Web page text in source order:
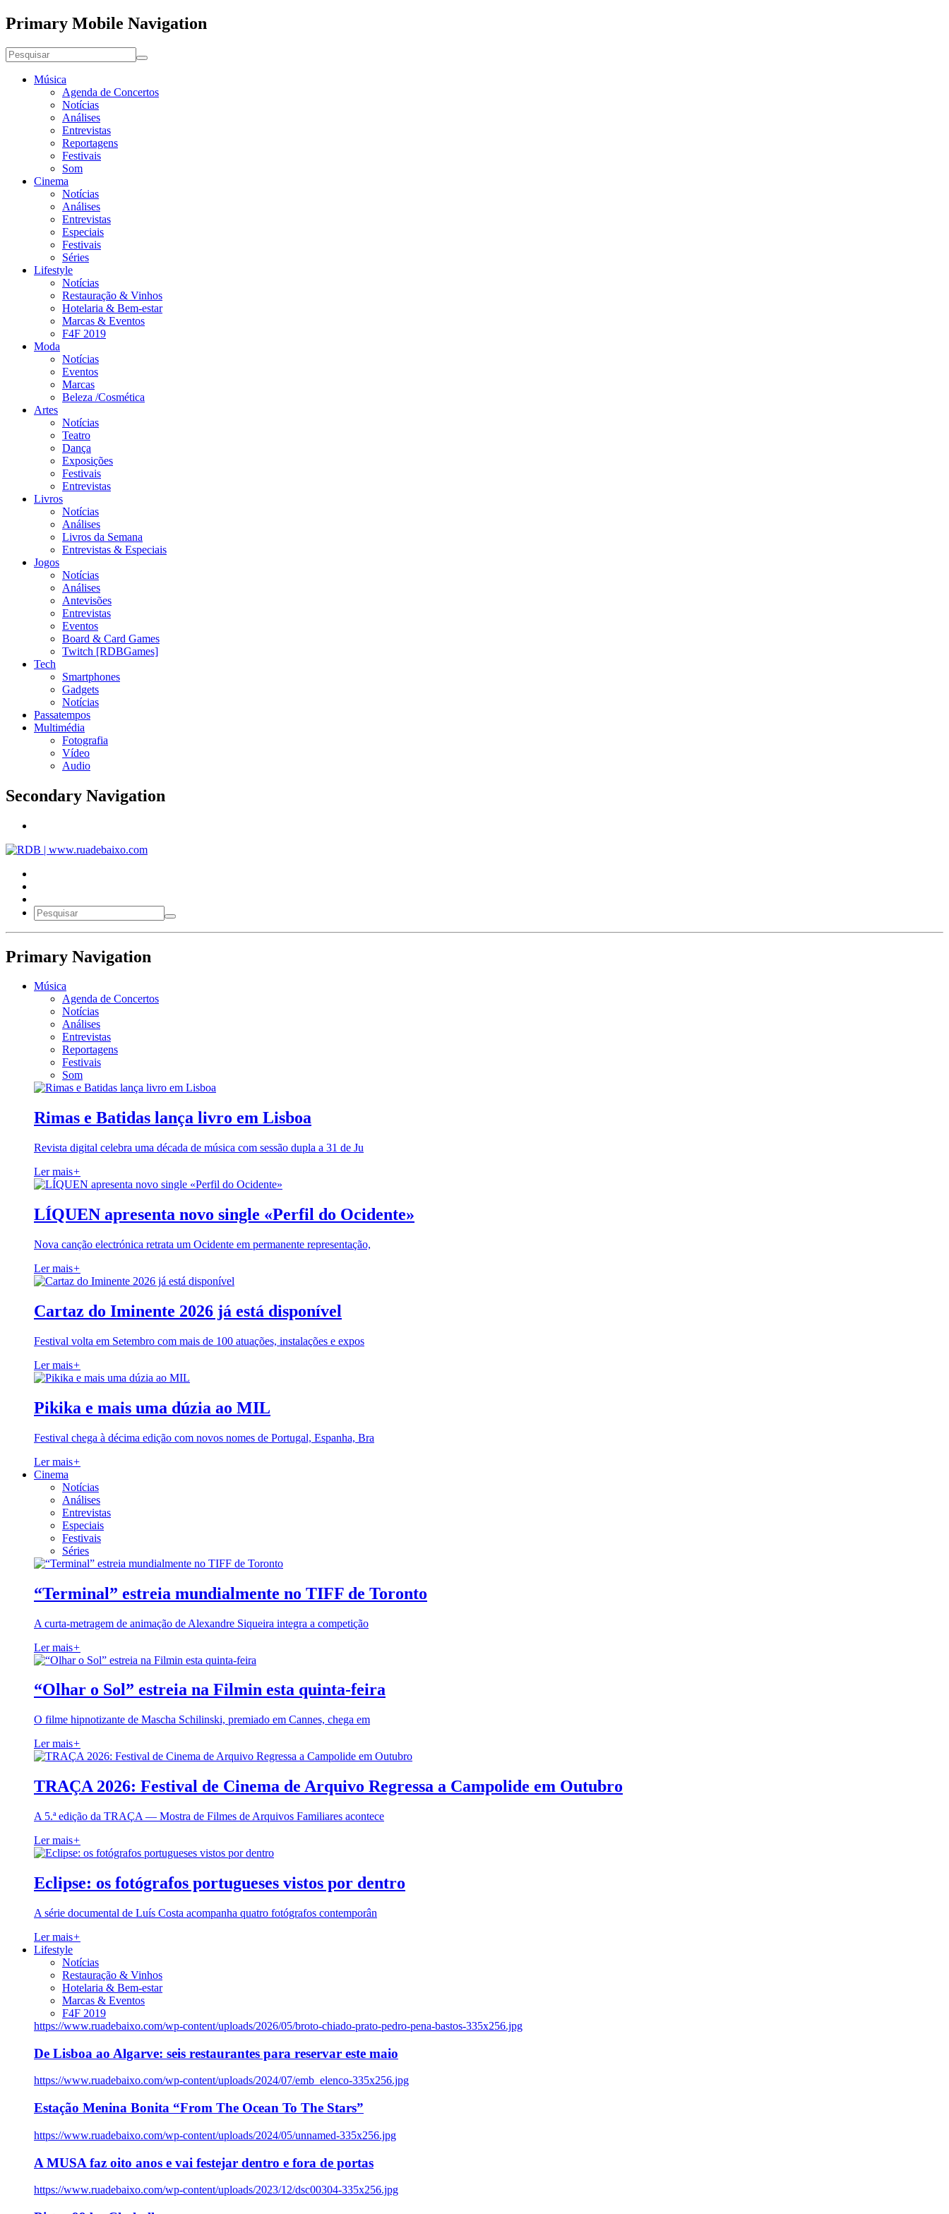
Primary Mobile Navigation
Música
Agenda de Concertos
Notícias
Análises
Entrevistas
Reportagens
Festivais
Som
Cinema
Notícias
Análises
Entrevistas
Especiais
Festivais
Séries
Lifestyle
Notícias
Restauração & Vinhos
Hotelaria & Bem-estar
Marcas & Eventos
F4F 2019
Moda
Notícias
Eventos
Marcas
Beleza /Cosmética
Artes
Notícias
Teatro
Dança
Exposições
Festivais
Entrevistas
Livros
Notícias
Análises
Livros da Semana
Entrevistas & Especiais
Jogos
Notícias
Análises
Antevisões
Entrevistas
Eventos
Board & Card Games
Twitch [RDBGames]
Tech
Smartphones
Gadgets
Notícias
Passatempos
Multimédia
Fotografia
Vídeo
Audio
Secondary Navigation
Primary Navigation
Música
Agenda de Concertos
Notícias
Análises
Entrevistas
Reportagens
Festivais
Som
Rimas e Batidas lança livro em Lisboa
Revista digital celebra uma década de música com sessão dupla a 31 de Ju
Ler mais+
LÍQUEN apresenta novo single «Perfil do Ocidente»
Nova canção electrónica retrata um Ocidente em permanente representação,
Ler mais+
Cartaz do Iminente 2026 já está disponível
Festival volta em Setembro com mais de 100 atuações, instalações e expos
Ler mais+
Pikika e mais uma dúzia ao MIL
Festival chega à décima edição com novos nomes de Portugal, Espanha, Bra
Ler mais+
Cinema
Notícias
Análises
Entrevistas
Especiais
Festivais
Séries
“Terminal” estreia mundialmente no TIFF de Toronto
A curta-metragem de animação de Alexandre Siqueira integra a competição
Ler mais+
“Olhar o Sol” estreia na Filmin esta quinta-feira
O filme hipnotizante de Mascha Schilinski, premiado em Cannes, chega em
Ler mais+
TRAÇA 2026: Festival de Cinema de Arquivo Regressa a Campolide em Outubro
A 5.ª edição da TRAÇA — Mostra de Filmes de Arquivos Familiares acontece
Ler mais+
Eclipse: os fotógrafos portugueses vistos por dentro
A série documental de Luís Costa acompanha quatro fotógrafos contemporân
Ler mais+
Lifestyle
Notícias
Restauração & Vinhos
Hotelaria & Bem-estar
Marcas & Eventos
F4F 2019
https://www.ruadebaixo.com/wp-content/uploads/2026/05/broto-chiado-prato-pedro-pena-bastos-335x256.jpg
De Lisboa ao Algarve: seis restaurantes para reservar este maio
https://www.ruadebaixo.com/wp-content/uploads/2024/07/emb_elenco-335x256.jpg
Estação Menina Bonita “From The Ocean To The Stars”
https://www.ruadebaixo.com/wp-content/uploads/2024/05/unnamed-335x256.jpg
A MUSA faz oito anos e vai festejar dentro e fora de portas
https://www.ruadebaixo.com/wp-content/uploads/2023/12/dsc00304-335x256.jpg